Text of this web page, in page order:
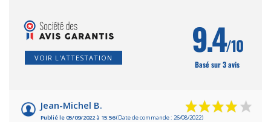
VOIR L'ATTESTATION 9.4/10
Basé sur 3 avis
Jean-Michel B.
Publié le 05/09/2022 à 15:56(Date de commande : 26/08/2022)